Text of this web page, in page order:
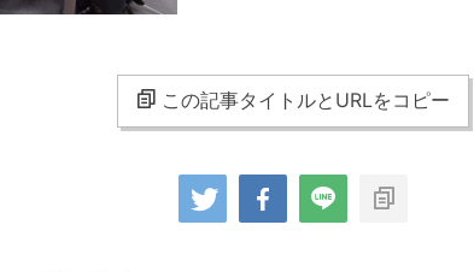
この記事タイトルとURLをコピー